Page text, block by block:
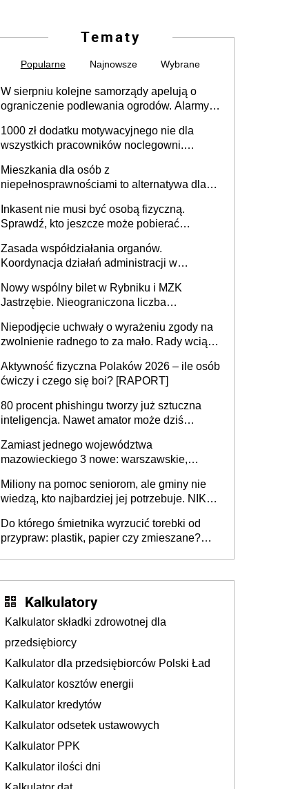
Tematy
Popularne Najnowsze Wybrane
W sierpniu kolejne samorządy apelują o
ograniczenie podlewania ogrodów. Alarmy w
może objąć cały kraj
1000 zł dodatku motywacyjnego nie dla
wszystkich pracowników noclegowni.
Mieszkania dla osób z
niepełnosprawnościami to alternatywa dla
samodzielnie lub z rodziną
Inkasent nie musi być osobą fizyczną.
Sprawdź, kto jeszcze może pobierać
Zasada współdziałania organów.
Koordynacja działań administracji w
Nowy wspólny bilet w Rybniku i MZK
Jastrzębie. Nieograniczona liczba
Niepodjęcie uchwały o wyrażeniu zgody na
zwolnienie radnego to za mało. Rady wciąż
rozstrzygać sprawy
Aktywność fizyczna Polaków 2026 – ile osób
ćwiczy i czego się boi? [RAPORT]
80 procent phishingu tworzy już sztuczna
inteligencja. Nawet amator może dziś
Zamiast jednego województwa
mazowieckiego 3 nowe: warszawskie,
Europie nie ma tak dużych jednostek
stołecznych
Miliony na pomoc seniorom, ale gminy nie
wiedzą, kto najbardziej jej potrzebuje. NIK
Do którego śmietnika wyrzucić torebki od
przypraw: plastik, papier czy zmieszane?
Kalkulatory
Kalkulator składki zdrowotnej dla
przedsiębiorcy
Kalkulator dla przedsiębiorców Polski Ład
Kalkulator kosztów energii
Kalkulator kredytów
Kalkulator odsetek ustawowych
Kalkulator PPK
Kalkulator ilości dni